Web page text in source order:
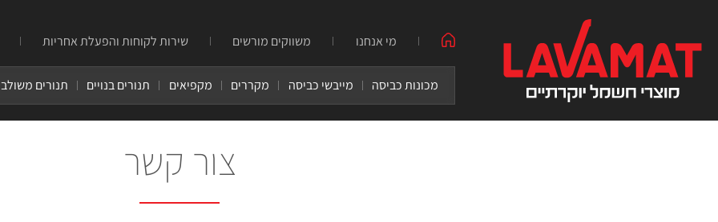
מי אנחנו משווקים מורשים שירות לקוחות והפעלת אחריות
מכונות כביסה מייבשי כביסה מקררים מקפיאים תנורים בנויים תנורים
צור קשר